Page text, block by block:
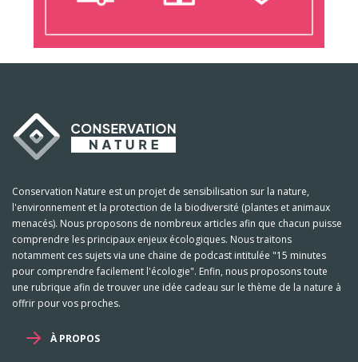
Conservation Nature est un projet de sensibilisation sur la nature,
l'environnement et la protection de la biodiversité (plantes et animaux
menacés). Nous proposons de nombreux articles afin que chacun puisse
comprendre les principaux enjeux écologiques. Nous traitons
notamment ces sujets via une chaine de podcast intitulée "15 minutes
pour comprendre facilement l'écologie". Enfin, nous proposons toute
une rubrique afin de trouver une idée cadeau sur le thème de la nature à
offrir pour vos proches.
À PROPOS